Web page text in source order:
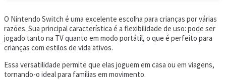
O Nintendo Switch é uma excelente escolha para crianças por várias
razões. Sua principal característica é a flexibilidade de uso: pode ser
jogado tanto na TV quanto em modo portátil, o que é perfeito para
crianças com estilos de vida ativos.
Essa versatilidade permite que elas joguem em casa ou em viagens,
tornando-o ideal para famílias em movimento.